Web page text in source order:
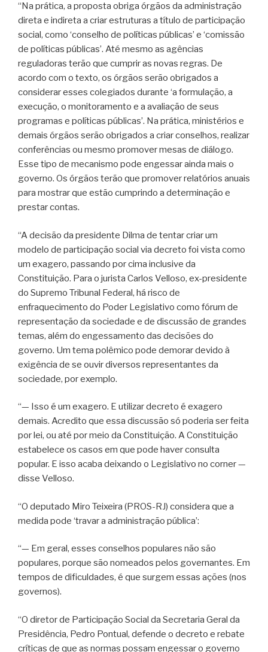
“Na prática, a proposta obriga órgãos da administração
direta e indireta a criar estruturas a título de participação
social, como ‘conselho de políticas públicas’ e ‘comissão
de políticas públicas’. Até mesmo as agências
reguladoras terão que cumprir as novas regras. De
acordo com o texto, os órgãos serão obrigados a
considerar esses colegiados durante ‘a formulação, a
execução, o monitoramento e a avaliação de seus
programas e políticas públicas’. Na prática, ministérios e
demais órgãos serão obrigados a criar conselhos, realizar
conferências ou mesmo promover mesas de diálogo.
Esse tipo de mecanismo pode engessar ainda mais o
governo. Os órgãos terão que promover relatórios anuais
para mostrar que estão cumprindo a determinação e
prestar contas.
“A decisão da presidente Dilma de tentar criar um
modelo de participação social via decreto foi vista como
um exagero, passando por cima inclusive da
Constituição. Para o jurista Carlos Velloso, ex-presidente
do Supremo Tribunal Federal, há risco de
enfraquecimento do Poder Legislativo como fórum de
representação da sociedade e de discussão de grandes
temas, além do engessamento das decisões do
governo. Um tema polêmico pode demorar devido à
exigência de se ouvir diversos representantes da
sociedade, por exemplo.
“— Isso é um exagero. E utilizar decreto é exagero
demais. Acredito que essa discussão só poderia ser feita
por lei, ou até por meio da Constituição. A Constituição
estabelece os casos em que pode haver consulta
popular. E isso acaba deixando o Legislativo no corner —
disse Velloso.
“O deputado Miro Teixeira (PROS-RJ) considera que a
medida pode ‘travar a administração pública’:
“— Em geral, esses conselhos populares não são
populares, porque são nomeados pelos governantes. Em
tempos de dificuldades, é que surgem essas ações (nos
governos).
“O diretor de Participação Social da Secretaria Geral da
Presidência, Pedro Pontual, defende o decreto e rebate
críticas de que as normas possam engessar o governo